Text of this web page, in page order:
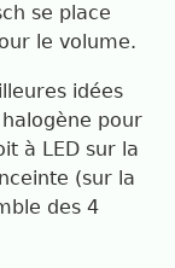
se place
le volume.
idées
pour
à LED sur la
(sur la
des 4